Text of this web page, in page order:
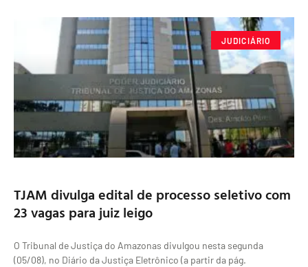
JUDICIÁRIO
TJAM divulga edital de processo seletivo com
23 vagas para juiz leigo
O Tribunal de Justiça do Amazonas divulgou nesta segunda
(05/08), no Diário da Justiça Eletrônico (a partir da pág.